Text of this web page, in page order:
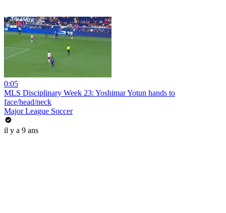
0:05
MLS Disciplinary Week 23: Yoshimar Yotun hands to
face/head/neck
Major League Soccer
il y a 9 ans